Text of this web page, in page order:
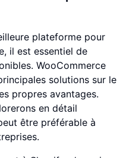
plateforme pour
il est essentiel de
WooCommerce
solutions sur le
propres avantages.
en détail
être préférable à